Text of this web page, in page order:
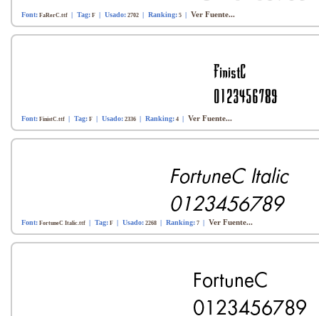
Font: FaRerC.ttf | Tag: F | Usado: 2702 | Ranking: 5 | Ver Fuente...
Font: FinistC.ttf | Tag: F | Usado: 2336 | Ranking: 4 | Ver Fuente...
Font: FortuneC Italic.ttf | Tag: F | Usado: 2268 | Ranking: 7 | Ver Fuente...